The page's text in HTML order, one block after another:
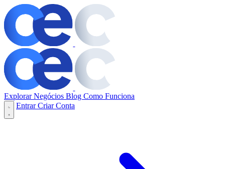
Explorar Negócios Blog Como Funciona
EntrarCriar Conta